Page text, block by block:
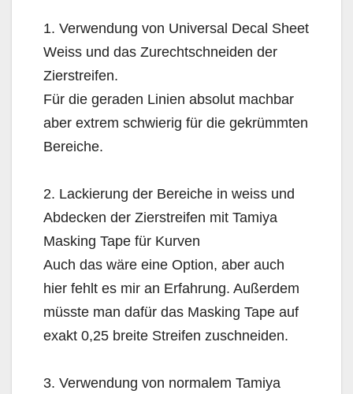
1. Verwendung von Universal Decal Sheet
Weiss und das Zurechtschneiden der
Zierstreifen.
Für die geraden Linien absolut machbar
aber extrem schwierig für die gekrümmten
Bereiche.
2. Lackierung der Bereiche in weiss und
Abdecken der Zierstreifen mit Tamiya
Masking Tape für Kurven
Auch das wäre eine Option, aber auch
hier fehlt es mir an Erfahrung. Außerdem
müsste man dafür das Masking Tape auf
exakt 0,25 breite Streifen zuschneiden.
3. Verwendung von normalem Tamiya